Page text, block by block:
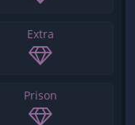
Extra
Prison